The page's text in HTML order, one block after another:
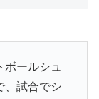
ールシュ
、試合でシ